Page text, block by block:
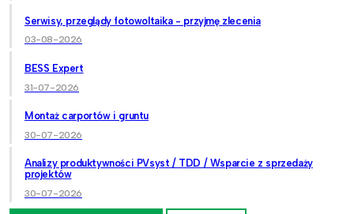
Serwisy, przeglądy fotowoltaika - przyjmę zlecenia
03-08-2026
BESS Expert
31-07-2026
Montaż carportów i gruntu
30-07-2026
Analizy produktywności PVsyst / TDD / Wsparcie z sprzedaży
projektów
30-07-2026